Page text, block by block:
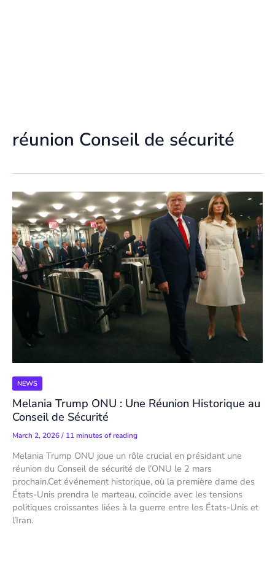
réunion Conseil de sécurité
NEWS
Melania Trump ONU : Une Réunion Historique au
Conseil de Sécurité
March 2, 2026/ 11 minutes of reading
Melania Trump ONU joue un rôle crucial en présidant une
réunion du Conseil de sécurité de l’ONU le 2 mars
prochain.Cet événement historique, où la première dame des
États-Unis prendra le marteau, coïncide avec les tensions
politiques croissantes liées à la guerre entre les États-Unis et
l’Iran.